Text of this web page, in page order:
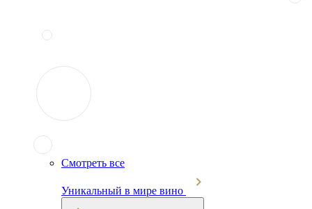
Смотреть все
Уникальный в мире вино